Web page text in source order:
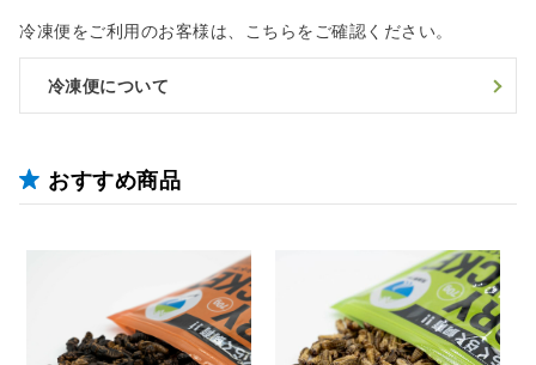
冷凍便をご利用のお客様は、こちらをご確認ください。
冷凍便について
おすすめ商品